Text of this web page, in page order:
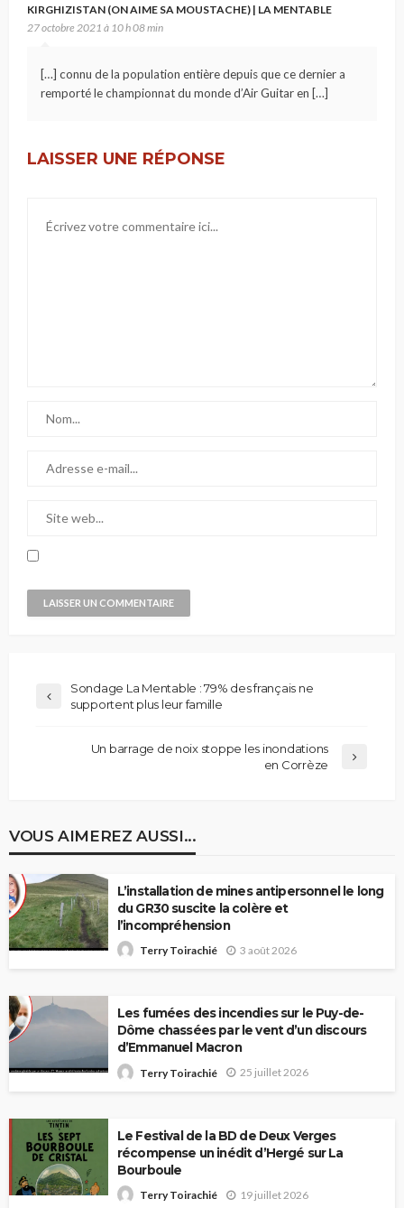
KIRGHIZISTAN (ON AIME SA MOUSTACHE) | LA MENTABLE
27 octobre 2021 à 10 h 08 min
[…] connu de la population entière depuis que ce dernier a
remporté le championnat du monde d’Air Guitar en […]
LAISSER UNE RÉPONSE
Sondage La Mentable : 79% des français ne
supportent plus leur famille
Un barrage de noix stoppe les inondations
en Corrèze
VOUS AIMEREZ AUSSI...
L’installation de mines antipersonnel le long
du GR30 suscite la colère et
l’incompréhension
Terry Toirachié 3 août 2026
Les fumées des incendies sur le Puy-de-
Dôme chassées par le vent d’un discours
d’Emmanuel Macron
Terry Toirachié 25 juillet 2026
Le Festival de la BD de Deux Verges
récompense un inédit d’Hergé sur La
Bourboule
Terry Toirachié 19 juillet 2026